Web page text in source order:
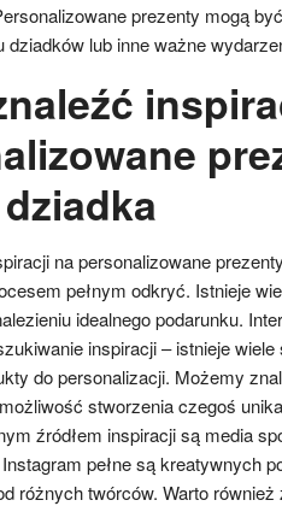
prezenty mogą
dziadków lub inne ważne
na personalizowane
pełnym odkryć. Istnieje
idealnego podarunku.
inspiracji – istnieje
do personalizacji. Możemy
stworzenia czegoś
źródłem inspiracji są media
pełne są kreatywnych
różnych twórców. Warto